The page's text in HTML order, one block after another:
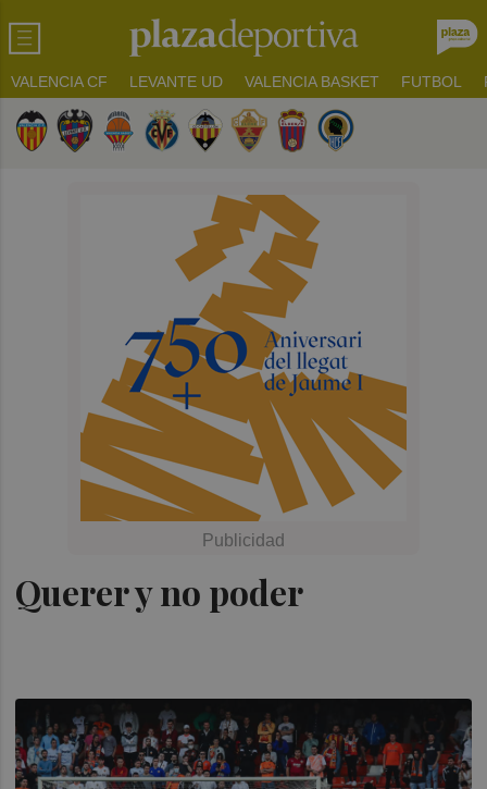
VALENCIA CF LEVANTE UD VALENCIA BASKET FUTBOL
Querer y no poder